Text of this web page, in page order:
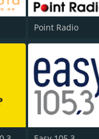
Point Radio